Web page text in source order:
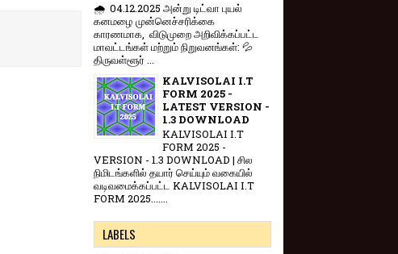
🌧️ 04.12.2025 அன்று டிட்வா புயல்
கனமழை முன்னெச்சரிக்கை
காரணமாக, விடுமுறை அறிவிக்கப்பட்ட
மாவட்டங்கள் மற்றும் நிறுவனங்கள்: 💦
திருவள்ளூர் ...
KALVISOLAI I.T
FORM 2025 -
LATEST VERSION -
1.3 DOWNLOAD
KALVISOLAI I.T
FORM 2025 -
VERSION - 1.3 DOWNLOAD | சில
நிமிடங்களில் தயார் செய்யும் வகையில்
வடிவமைக்கப்பட்ட KALVISOLAI I.T
FORM 2025.......
LABELS